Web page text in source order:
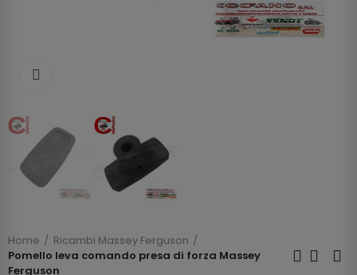
Home
Ricambi Massey Ferguson
Pomello leva comando presa di forza Massey
Ferguson